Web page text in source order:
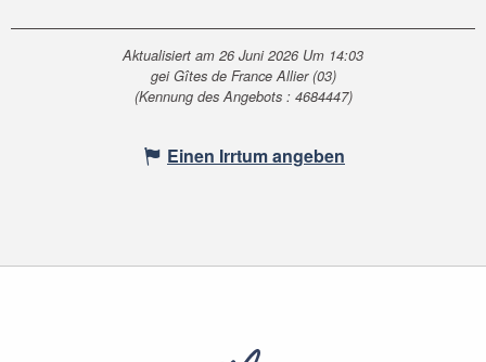
Aktualisiert am 26 Juni 2026 Um 14:03
gei Gîtes de France Allier (03)
(Kennung des Angebots : 4684447)
Einen Irrtum angeben